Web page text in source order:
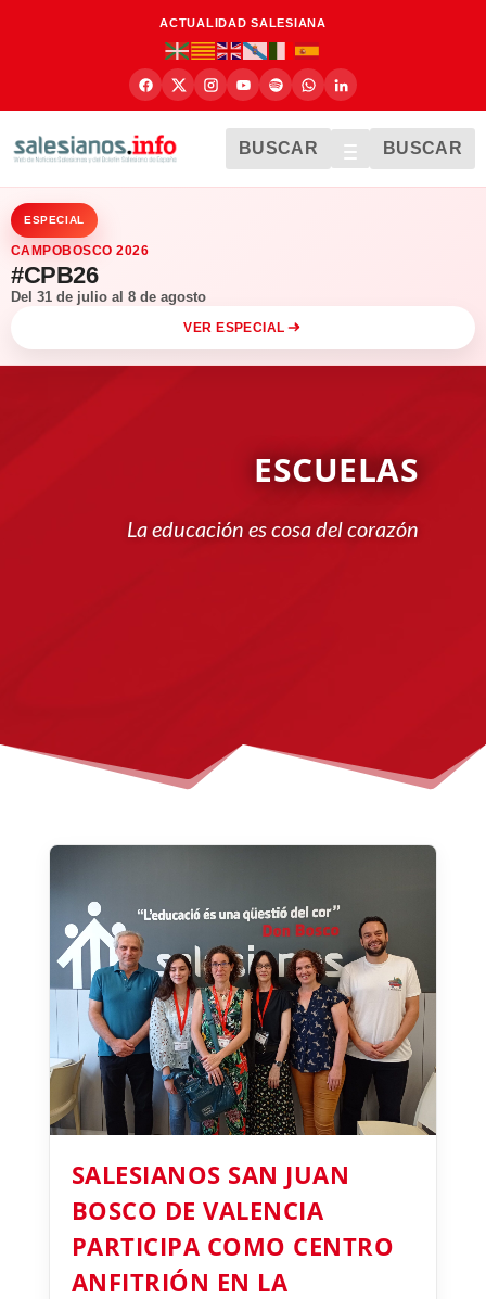
ACTUALIDAD SALESIANA
BUSCAR BUSCAR
ESPECIAL
CAMPOBOSCO 2026
#CPB26
Del 31 de julio al 8 de agosto
VER ESPECIAL
ESCUELAS
La educación es cosa del corazón
SALESIANOS SAN JUAN
BOSCO DE VALENCIA
PARTICIPA COMO CENTRO
ANFITRIÓN EN LA